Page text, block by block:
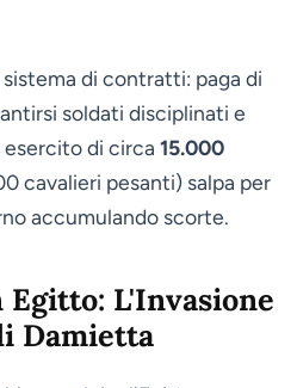
di contratti: paga di
soldati disciplinati e
esercito di circa 15.000
cavalieri pesanti) salpa per
accumulando scorte.
Egitto: L'Invasione
Damietta